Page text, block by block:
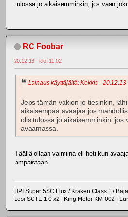
tulossa jo aikaisemminkin, jos vaan
RC Foobar
20.12.13 - klo: 11.02
Lainaus käyttäjältä: Kekkis - 20.12.13
Jeps tämän vakion jo tiesinkin,
aikaisempaa avaajaa jos
olis tulossa jo aikaisemminkin, jos
avaamassa.
Täällä ollaan valmiina eli heti kun
ampaistaan.
HPI Super 5SC Flux / Kraken Class 1 /
Losi SCTE 1.0 x2 | King Motor KM-002 |